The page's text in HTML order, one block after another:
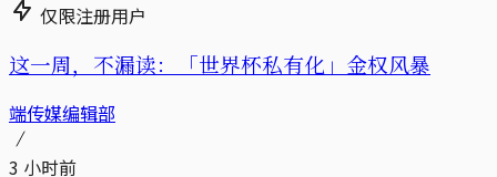
仅限注册用户
这一周，不漏读：「世界杯私有化」金权风暴
端传媒编辑部
3 小时前